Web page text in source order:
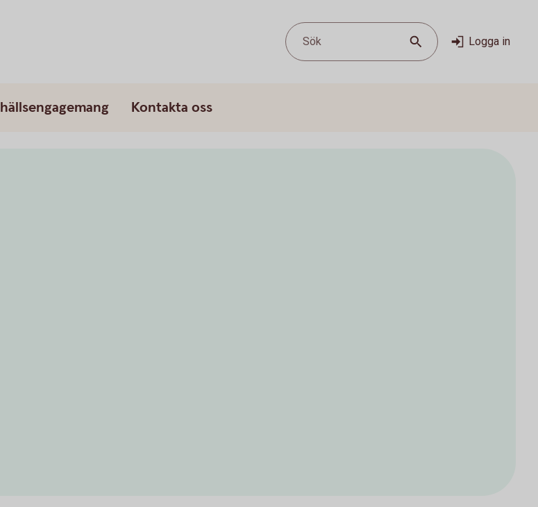
Sök Logga in
Kontakta oss